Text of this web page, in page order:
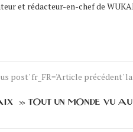
et rédacteur-en-chef de
post' fr_FR='Article précédent'
» TOUT UN MONDE VU AU